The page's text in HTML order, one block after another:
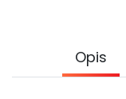
Opis